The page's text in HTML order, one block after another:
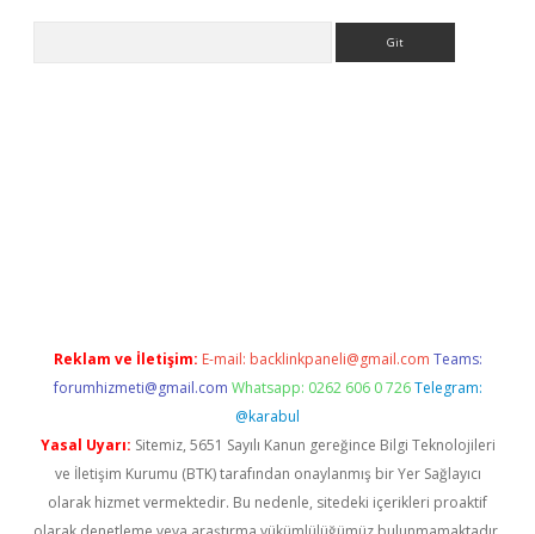
Reklam ve İletişim: E-mail: backlinkpaneli@gmail.com Teams:
forumhizmeti@gmail.com Whatsapp: 0262 606 0 726 Telegram:
@karabul
Yasal Uyarı: Sitemiz, 5651 Sayılı Kanun gereğince Bilgi Teknolojileri
ve İletişim Kurumu (BTK) tarafından onaylanmış bir Yer Sağlayıcı
olarak hizmet vermektedir. Bu nedenle, sitedeki içerikleri proaktif